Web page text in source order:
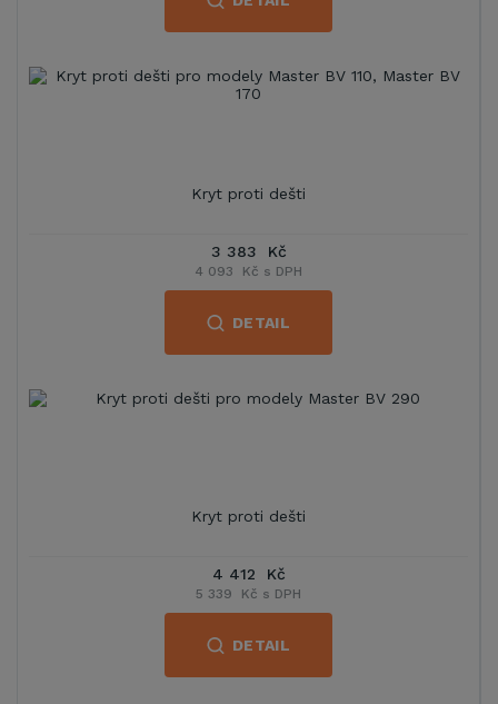
Kryt proti dešti
3 383 Kč
4 093 Kč s DPH
DETAIL
Kryt proti dešti
4 412 Kč
5 339 Kč s DPH
DETAIL